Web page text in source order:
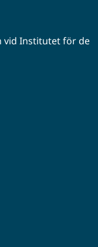
vid Institutet för de